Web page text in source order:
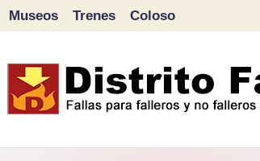
contenido
Museos Trenes Coloso